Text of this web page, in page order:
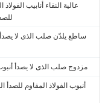
عالية النقاء أنابيب الفولاذ
ساطع يلدّن صلب الذى لا
مزدوج صلب الذى لا يصدأ
أنبوب الفولاذ المقاوم للصدأ